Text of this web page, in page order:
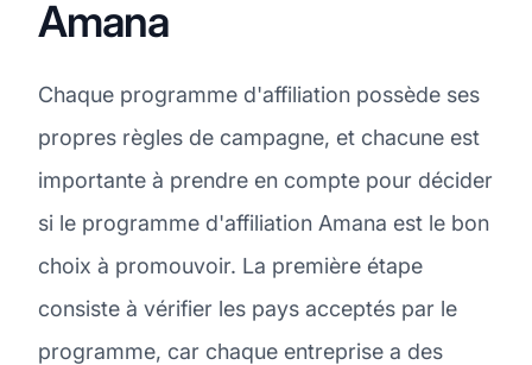
Amana
Chaque programme d'affiliation possède ses
propres règles de campagne, et chacune est
importante à prendre en compte pour décider
si le programme d'affiliation Amana est le bon
choix à promouvoir. La première étape
consiste à vérifier les pays acceptés par le
programme, car chaque entreprise a des